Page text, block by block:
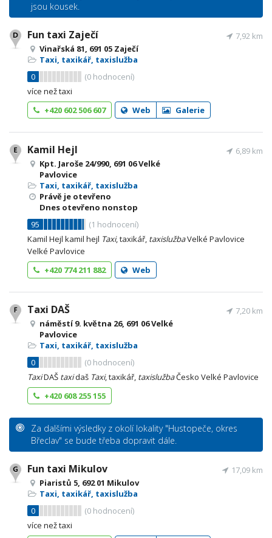
jsou kousek.
Fun taxi Zaječí
Vinařská 81, 691 05 Zaječí
Taxi, taxikář, taxislužba
0
(0 hodnocení)
7,92 km
více než taxi
+420 602 506 607
Web Galerie
Kamil Hejl
Kpt. Jaroše 24/990, 691 06 Velké
Pavlovice
Taxi, taxikář, taxislužba
Právě je otevřeno
Dnes otevřeno nonstop
95
(1 hodnocení)
6,89 km
Kamil Hejl kamil hejl Taxi, taxikář, taxislužbaVelké Pavlovice
Velké Pavlovice
+420 774 211 882
Web
Taxi DAŠ
náměstí 9. května 26, 691 06 Velké
Pavlovice
Taxi, taxikář, taxislužba
0
(0 hodnocení)
7,20 km
TaxiDAŠ taxidaš Taxi, taxikář, taxislužbaČesko Velké Pavlovice
+420 608 255 155
Za dalšími výsledky z okolí lokality "Hustopeče, okres
Břeclav" se bude třeba dopravit dále.
Fun taxi Mikulov
Piaristů 5, 692 01 Mikulov
Taxi, taxikář, taxislužba
0
(0 hodnocení)
17,09 km
více než taxi